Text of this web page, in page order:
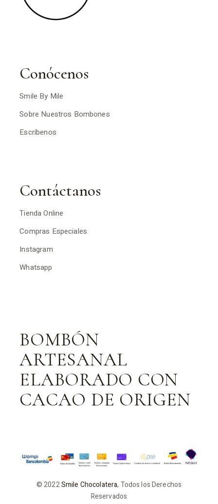
Conócenos
Smile By Mile
Sobre Nuestros Bombones
Escríbenos
Contáctanos
Tienda Online
Compras Especiales
Instagram
Whatsapp
BOMBÓN
ARTESANAL
ELABORADO CON
CACAO DE ORIGEN
© 2022Smile Chocolatera, Todos los Derechos
Reservados